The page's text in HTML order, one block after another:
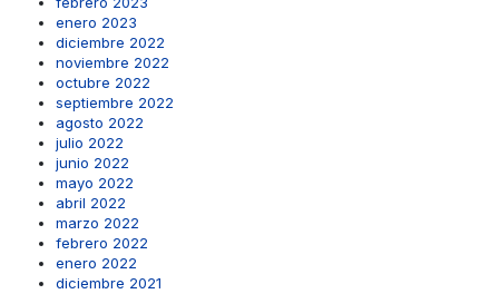
enero 2023
diciembre 2022
noviembre 2022
octubre 2022
septiembre 2022
agosto 2022
julio 2022
junio 2022
mayo 2022
abril 2022
marzo 2022
febrero 2022
enero 2022
diciembre 2021